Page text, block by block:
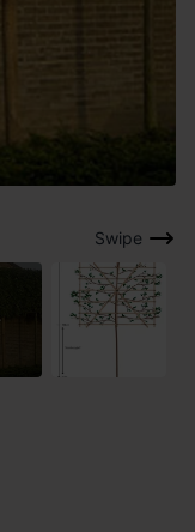
Swipe